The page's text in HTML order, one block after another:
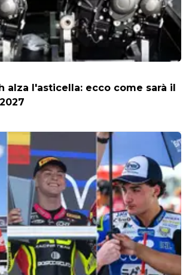
alza l'asticella: ecco come sarà il